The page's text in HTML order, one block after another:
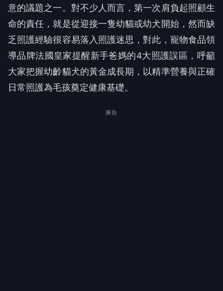
意的議題之一。對不少人而言，第一次肩負起照顧生
命的責任，就是從迎接一隻幼貓或幼犬開始，然而缺
乏照護經驗很容易落入照護迷思，對此，寵物食品領
導品牌法國皇家提醒新手爸媽的4大照護誤區，呼籲
大家把握幼齡貓犬的黃金成長期，以精準營養與正確
日常照護為毛孩奠定健康基礎。
廣告